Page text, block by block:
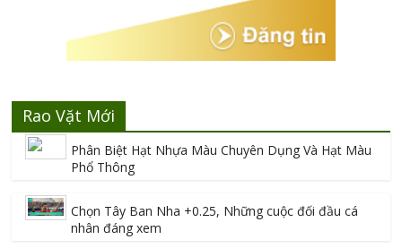
Rao Vặt Mới
Phân Biệt Hạt Nhựa Màu Chuyên Dụng Và Hạt Màu
Phổ Thông
Chọn Tây Ban Nha +0.25, Những cuộc đối đầu cá
nhân đáng xem